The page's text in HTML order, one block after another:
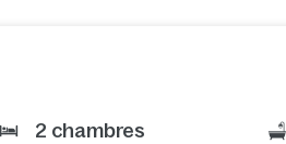
2 chambres